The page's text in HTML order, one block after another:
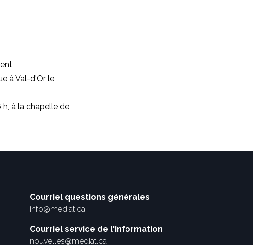
à Val-d'Or le
h, à la chapelle de
Courriel questions générales
info@mediat.ca
Courriel service de l'information
nouvelles@mediat.ca